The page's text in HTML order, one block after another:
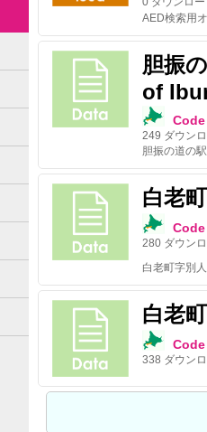
AED検索用
胆振
of
249 ダウン
胆振の道の
白老
280 ダウン
白老町字別
白老
338 ダウン